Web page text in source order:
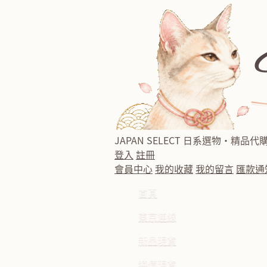
JAPAN SELECT 日系選物・精品代
登入 註冊
會員中心我的收藏我的留言 匯款
首頁
東京連線
新品現貨
特價現貨